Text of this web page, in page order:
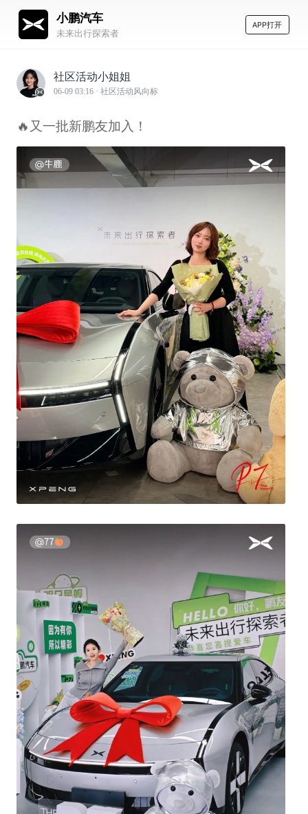
小鹏汽车
未来出行探索者
APP打开
社区活动小姐姐
06-09 03:16 · 社区活动风向标
🔥又一批新鹏友加入！